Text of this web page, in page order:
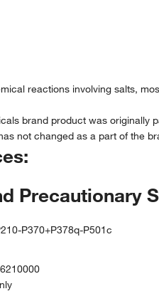
reactions involving salts,
brand product was originally
not changed as a part of the
Precautionary
P370+P378q-P501c